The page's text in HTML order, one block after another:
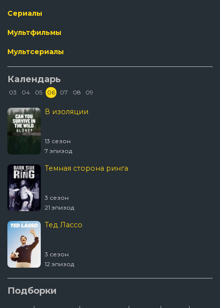
Сериалы
Мультфильмы
Мультсериалы
Календарь
03 04 05 06 07 08 09
В изоляции
13 сезон
7 эпизод
Темная сторона ринга
3 сезон
21 эпизод
Тед Лассо
3 сезон
12 эпизод
Ковчег
Подборки